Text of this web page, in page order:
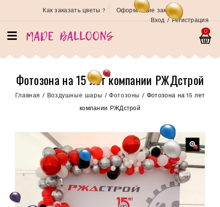
Как заказать цветы ?
Оформление заказа
Вход / Регистрация
0
Фотозона на 15 лет компании РЖДстрой
Главная / Воздушные шары /Фотозоны / Фотозона на 15 лет
компании РЖДстрой